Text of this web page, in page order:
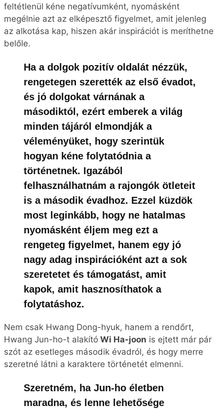
feltétlenül kéne negatívumként, nyomásként
megélnie azt az elképesztő figyelmet, amit jelenleg
az alkotása kap, hiszen akár inspirációt is meríthetne
belőle.
Ha a dolgok pozitív oldalát nézzük,
rengetegen szerették az első évadot,
és jó dolgokat várnának a
másodiktól, ezért emberek a világ
minden tájáról elmondják a
véleményüket, hogy szerintük
hogyan kéne folytatódnia a
történetnek. Igazából
felhasználhatnám a rajongók ötleteit
is a második évadhoz. Ezzel küzdök
most leginkább, hogy ne hatalmas
nyomásként éljem meg ezt a
rengeteg figyelmet, hanem egy jó
nagy adag inspirációként azt a sok
szeretetet és támogatást, amit
kapok, amit hasznosíthatok a
folytatáshoz.
Nem csak Hwang Dong-hyuk, hanem a rendőrt,
Hwang Jun-ho-t alakító Wi Ha-joon is ejtett már pár
szót az esetleges második évadról, és hogy merre
szeretné látni a karaktere történetét elmenni.
Szeretném, ha Jun-ho életben
maradna, és lenne lehetősége